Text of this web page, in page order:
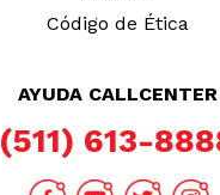
Código de Ética
AYUDA CALLCENTER
(511) 613-